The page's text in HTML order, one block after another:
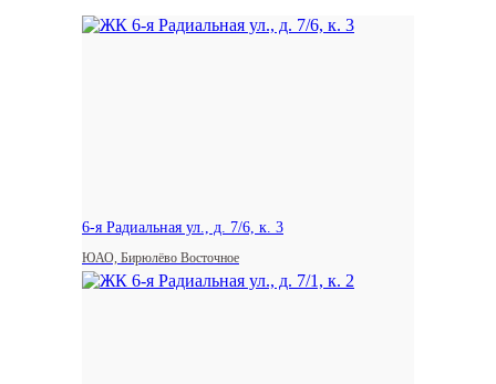
6-я Радиальная ул., д. 7/6, к. 3
ЮАО, Бирюлёво Восточное